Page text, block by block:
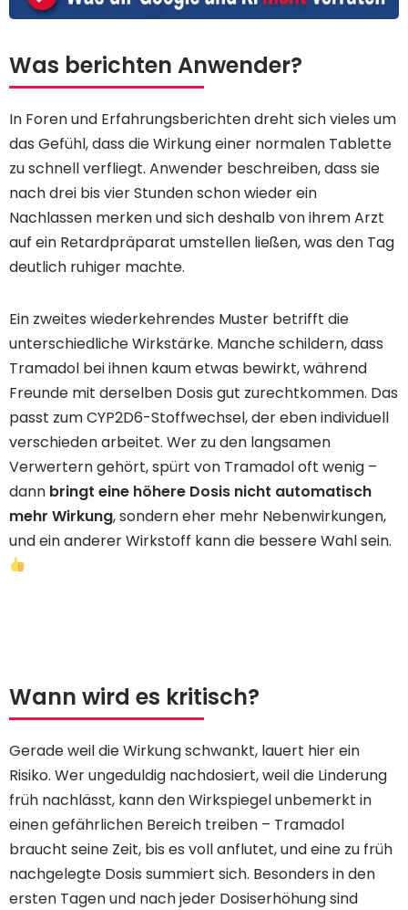
Was berichten Anwender?
In Foren und Erfahrungsberichten dreht sich vieles um
das Gefühl, dass die Wirkung einer normalen Tablette
zu schnell verfliegt. Anwender beschreiben, dass sie
nach drei bis vier Stunden schon wieder ein
Nachlassen merken und sich deshalb von ihrem Arzt
auf ein Retardpräparat umstellen ließen, was den Tag
deutlich ruhiger machte.
Ein zweites wiederkehrendes Muster betrifft die
unterschiedliche Wirkstärke. Manche schildern, dass
Tramadol bei ihnen kaum etwas bewirkt, während
Freunde mit derselben Dosis gut zurechtkommen. Das
passt zum CYP2D6-Stoffwechsel, der eben individuell
verschieden arbeitet. Wer zu den langsamen
Verwertern gehört, spürt von Tramadol oft wenig –
dann bringt eine höhere Dosis nicht automatisch
mehr Wirkung, sondern eher mehr Nebenwirkungen,
und ein anderer Wirkstoff kann die bessere Wahl sein.
Wann wird es kritisch?
Gerade weil die Wirkung schwankt, lauert hier ein
Risiko. Wer ungeduldig nachdosiert, weil die Linderung
früh nachlässt, kann den Wirkspiegel unbemerkt in
einen gefährlichen Bereich treiben – Tramadol
braucht seine Zeit, bis es voll anflutet, und eine zu früh
nachgelegte Dosis summiert sich. Besonders in den
ersten Tagen und nach jeder Dosiserhöhung sind